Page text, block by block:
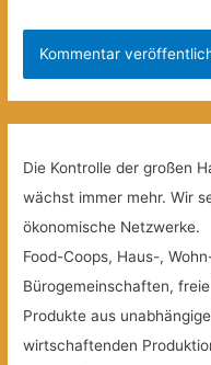
Die Kontrolle der großen
wächst immer mehr. Wir
ökonomische Netzwerke.
Food-Coops, Haus-,
Bürogemeinschaften,
Produkte aus
wirtschaftenden